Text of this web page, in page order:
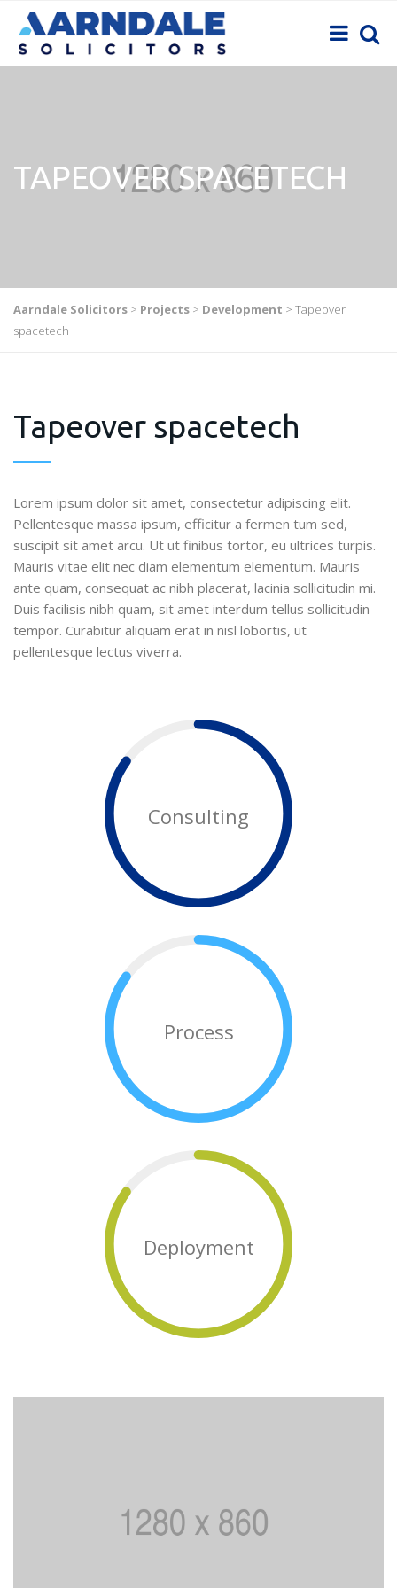
TAPEOVER SPACETECH
Aarndale Solicitors > Projects > Development > Tapeover
spacetech
Tapeover spacetech
Lorem ipsum dolor sit amet, consectetur adipiscing elit.
Pellentesque massa ipsum, efficitur a fermen tum sed,
suscipit sit amet arcu. Ut ut finibus tortor, eu ultrices turpis.
Mauris vitae elit nec diam elementum elementum. Mauris
ante quam, consequat ac nibh placerat, lacinia sollicitudin mi.
Duis facilisis nibh quam, sit amet interdum tellus sollicitudin
tempor. Curabitur aliquam erat in nisl lobortis, ut
pellentesque lectus viverra.
Consulting
Process
Deployment